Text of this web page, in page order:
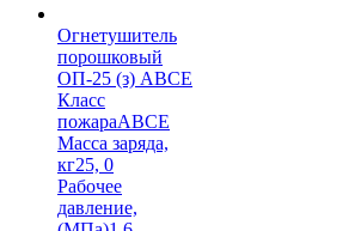
Огнетушитель
порошковый
ОП-25 (з) АВСЕ
Класс
пожараАВСЕ
Масса заряда,
кг25, 0
Рабочее
давление,